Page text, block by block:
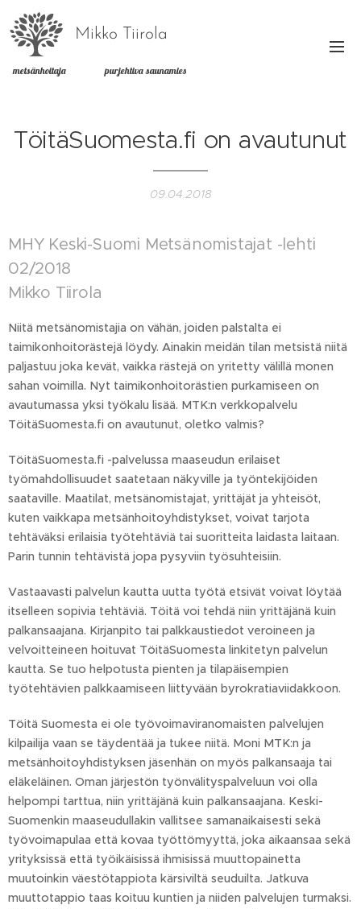
Mikko Tiirola
metsänhoitaja purjehtiva saunamies
TöitäSuomesta.fi on avautunut
09.04.2018
MHY Keski-Suomi Metsänomistajat -lehti
02/2018
Mikko Tiirola
Niitä metsänomistajia on vähän, joiden palstalta ei
taimikonhoitorästejä löydy. Ainakin meidän tilan metsistä niitä
paljastuu joka kevät, vaikka rästejä on yritetty välillä monen
sahan voimilla. Nyt taimikonhoitorästien purkamiseen on
avautumassa yksi työkalu lisää. MTK:n verkkopalvelu
TöitäSuomesta.fi on avautunut, oletko valmis?
TöitäSuomesta.fi -palvelussa maaseudun erilaiset
työmahdollisuudet saatetaan näkyville ja työntekijöiden
saataville. Maatilat, metsänomistajat, yrittäjät ja yhteisöt,
kuten vaikkapa metsänhoitoyhdistykset, voivat tarjota
tehtäväksi erilaisia työtehtäviä tai suoritteita laidasta laitaan.
Parin tunnin tehtävistä jopa pysyviin työsuhteisiin.
Vastaavasti palvelun kautta uutta työtä etsivät voivat löytää
itselleen sopivia tehtäviä. Töitä voi tehdä niin yrittäjänä kuin
palkansaajana. Kirjanpito tai palkkaustiedot veroineen ja
velvoitteineen hoituvat TöitäSuomesta linkitetyn palvelun
kautta. Se tuo helpotusta pienten ja tilapäisempien
työtehtävien palkkaamiseen liittyvään byrokratiaviidakkoon.
Töitä Suomesta ei ole työvoimaviranomaisten palvelujen
kilpailija vaan se täydentää ja tukee niitä. Moni MTK:n ja
metsänhoitoyhdistyksen jäsenhän on myös palkansaaja tai
eläkeläinen. Oman järjestön työnvälityspalveluun voi olla
helpompi tarttua, niin yrittäjänä kuin palkansaajana. Keski-
Suomenkin maaseudullakin vallitsee samanaikaisesti sekä
työvoimapulaa että kovaa työttömyyttä, joka aikaansaa sekä
yrityksissä että työikäisissä ihmisissä muuttopainetta
muutoinkin väestötappiota kärsiviltä seuduilta. Jatkuva
muuttotappio taas koituu kuntien ja niiden palvelujen turmaksi.